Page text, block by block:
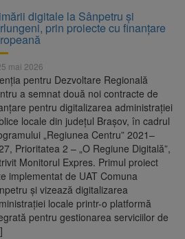
Betty Bromage a
unui avion
lor pe cauțiune în
examenul de
unice în toată țara,
regulile pentru
de unică
UE se aplică din 12
digitale la Sânpetru și
prin proiecte cu finanțare
mai 2026
pentru Dezvoltare Regională
a semnat două noi contracte de
pentru digitalizarea administrației
locale din județul Brașov, în cadrul
„Regiunea Centru” 2021–
Prioritatea 2 – „O Regiune Digitală”,
Monitorul Expres. Primul proiect
implementat de UAT Comuna
și vizează digitalizarea
locale printr-o platformă
pentru gestionarea serviciilor de